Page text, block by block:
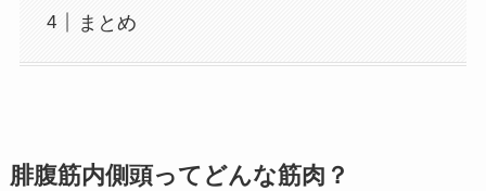
まとめ
腓腹筋内側頭ってどんな筋肉？